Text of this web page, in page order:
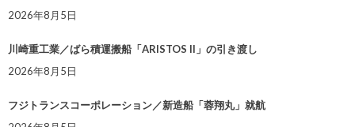
2026年8月5日
川崎重工業／ばら積運搬船「ARISTOS II」の引き渡し
2026年8月5日
フジトランスコーポレーション／新造船「蓉翔丸」就航